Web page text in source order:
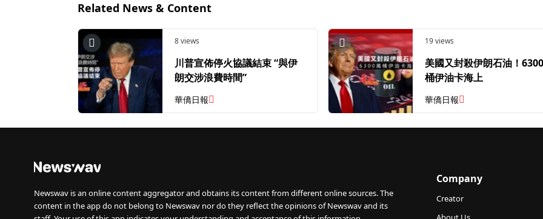
Related News & Content
8 views
川普宣佈停火協議結束 “與伊
朗交涉浪費時間”
華僑日報
19 views
美國又封殺伊朗石油！
桶伊油卡海上
華僑日報
Newswav is an online content aggregator and obtains its content from different online sources. The
content in the app do not belong to Newswav nor do they reflect the opinions of Newswav and its
Company
Creator